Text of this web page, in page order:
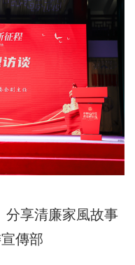
分享清廉家風故事
傳部